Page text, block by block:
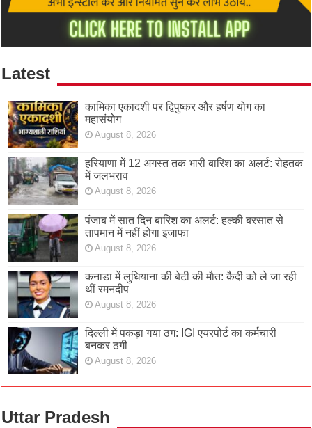
Latest
कामिका एकादशी पर द्विपुष्कर और हर्षण योग का
महासंयोग
August 8, 2026
हरियाणा में 12 अगस्त तक भारी बारिश का अलर्ट: रोहतक
में जलभराव
August 8, 2026
पंजाब में सात दिन बारिश का अलर्ट: हल्की बरसात से
तापमान में नहीं होगा इजाफा
August 8, 2026
कनाडा में लुधियाना की बेटी की माैत: कैदी को ले जा रही
थीं रमनदीप
August 8, 2026
दिल्ली में पकड़ा गया ठग: IGI एयरपोर्ट का कर्मचारी
बनकर ठगी
August 8, 2026
Uttar Pradesh